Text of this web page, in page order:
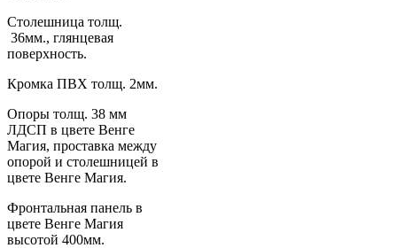
Столешница толщ.
36мм., глянцевая
поверхность.
Кромка ПВХ толщ. 2мм.
Опоры толщ. 38 мм
ЛДСП в цвете Венге
Магия, проставка между
опорой и столешницей в
цвете Венге Магия.
Фронтальная панель в
цвете Венге Магия
высотой 400мм.